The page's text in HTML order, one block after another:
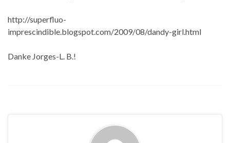
http://superfluo-
imprescindible.blogspot.com/2009/08/dandy-girl.html
Danke Jorges-L. B.!